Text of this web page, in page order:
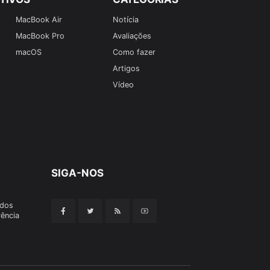
MacBook Air
MacBook Pro
macOS
Notícia
Avaliações
Como fazer
Artigos
Vídeo
SIGA-NOS